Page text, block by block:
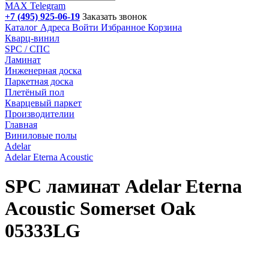
MAX Telegram
+7 (495) 925-06-19 Заказать звонок
Каталог Адреса Войти Избранное Корзина
Кварц-винил
SPC / СПС
Ламинат
Инженерная доска
Паркетная доска
Плетёный пол
Кварцевый паркет
Производителии
Главная
Виниловые полы
Adelar
Adelar Eterna Acoustic
SPC ламинат Adelar Eterna
Acoustic Somerset Oak
05333LG